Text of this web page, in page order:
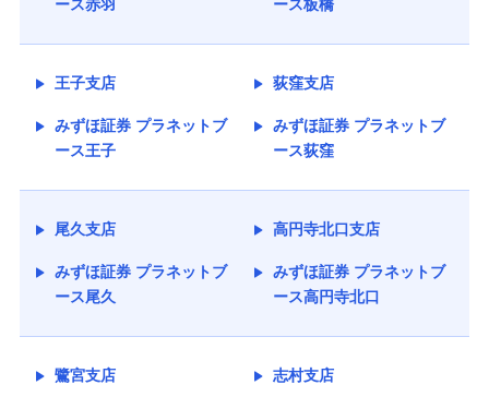
ース赤羽 ース板橋
王子支店
みずほ証券 プラネットブ
ース王子
荻窪支店
みずほ証券 プラネットブ
ース荻窪
尾久支店
みずほ証券 プラネットブ
ース尾久
高円寺北口支店
みずほ証券 プラネットブ
ース高円寺北口
鷺宮支店 志村支店